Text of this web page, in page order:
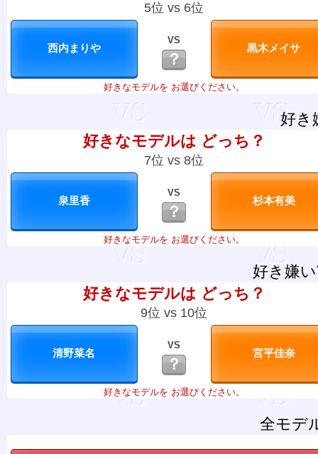
5位 vs 6位
VS
？
好きなモデルを お選びください。
好き
好きなモデルは どっち？
7位 vs 8位
VS
？
好きなモデルを お選びください。
好き嫌
好きなモデルは どっち？
9位 vs 10位
VS
？
好きなモデルを お選びください。
全モデ